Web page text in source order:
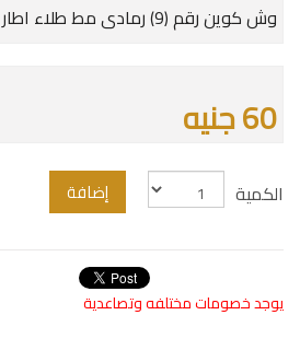
وش كوين رقم (9) رمادى مط طلاء اطار أبيض
60 جنيه
الكمية إضافة
يوجد خصومات مختلفه وتصاعدية